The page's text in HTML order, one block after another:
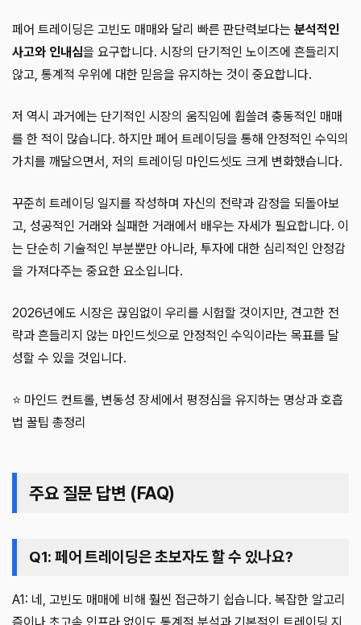
페어 트레이딩은 고빈도 매매와 달리 빠른 판단력보다는 분석적인
사고와 인내심을 요구합니다. 시장의 단기적인 노이즈에 흔들리지
않고, 통계적 우위에 대한 믿음을 유지하는 것이 중요합니다.
저 역시 과거에는 단기적인 시장의 움직임에 휩쓸려 충동적인 매매
를 한 적이 많습니다. 하지만 페어 트레이딩을 통해 안정적인 수익의
가치를 깨달으면서, 저의 트레이딩 마인드셋도 크게 변화했습니다.
꾸준히 트레이딩 일지를 작성하며 자신의 전략과 감정을 되돌아보
고, 성공적인 거래와 실패한 거래에서 배우는 자세가 필요합니다. 이
는 단순히 기술적인 부분뿐만 아니라, 투자에 대한 심리적인 안정감
을 가져다주는 중요한 요소입니다.
2026년에도 시장은 끊임없이 우리를 시험할 것이지만, 견고한 전
략과 흔들리지 않는 마인드셋으로 안정적인 수익이라는 목표를 달
성할 수 있을 것입니다.
⭐ 마인드 컨트롤, 변동성 장세에서 평정심을 유지하는 명상과 호흡
법 꿀팁 총정리
주요 질문 답변 (FAQ)
Q1: 페어 트레이딩은 초보자도 할 수 있나요?
A1: 네, 고빈도 매매에 비해 훨씬 접근하기 쉽습니다. 복잡한 알고리